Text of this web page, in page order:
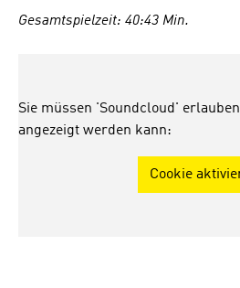
Gesamtspielzeit: 40:43 Min.
Sie müssen 'Soundcloud'
angezeigt werden kann:
Cookie